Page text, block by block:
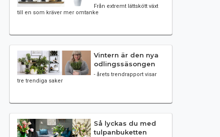
Från extremt lättskött växt
till en som kräver mer omtanke
Vintern är den nya
odlingssäsongen
- årets trendrapport visar
tre trendiga saker
Så lyckas du med
tulpanbuketten